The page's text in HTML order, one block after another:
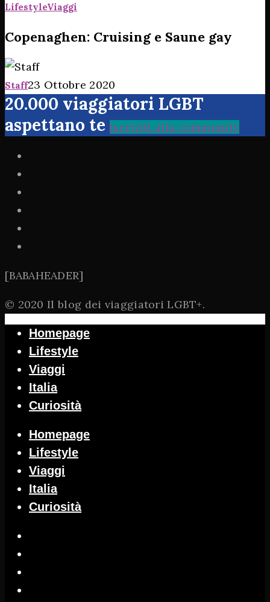
LifestyleViaggi
Copenaghen: Cruising e Saune gay
Staff23 Ottobre 2020
20.000 viaggiatori LGBT
aspettano te Iscriviti alla community
[BABAHEADER]
© 2020 Il blog dei viaggiatori LGBT+.
Homepage
Lifestyle
Viaggi
Italia
Curiosità
Homepage
Lifestyle
Viaggi
Italia
Curiosità